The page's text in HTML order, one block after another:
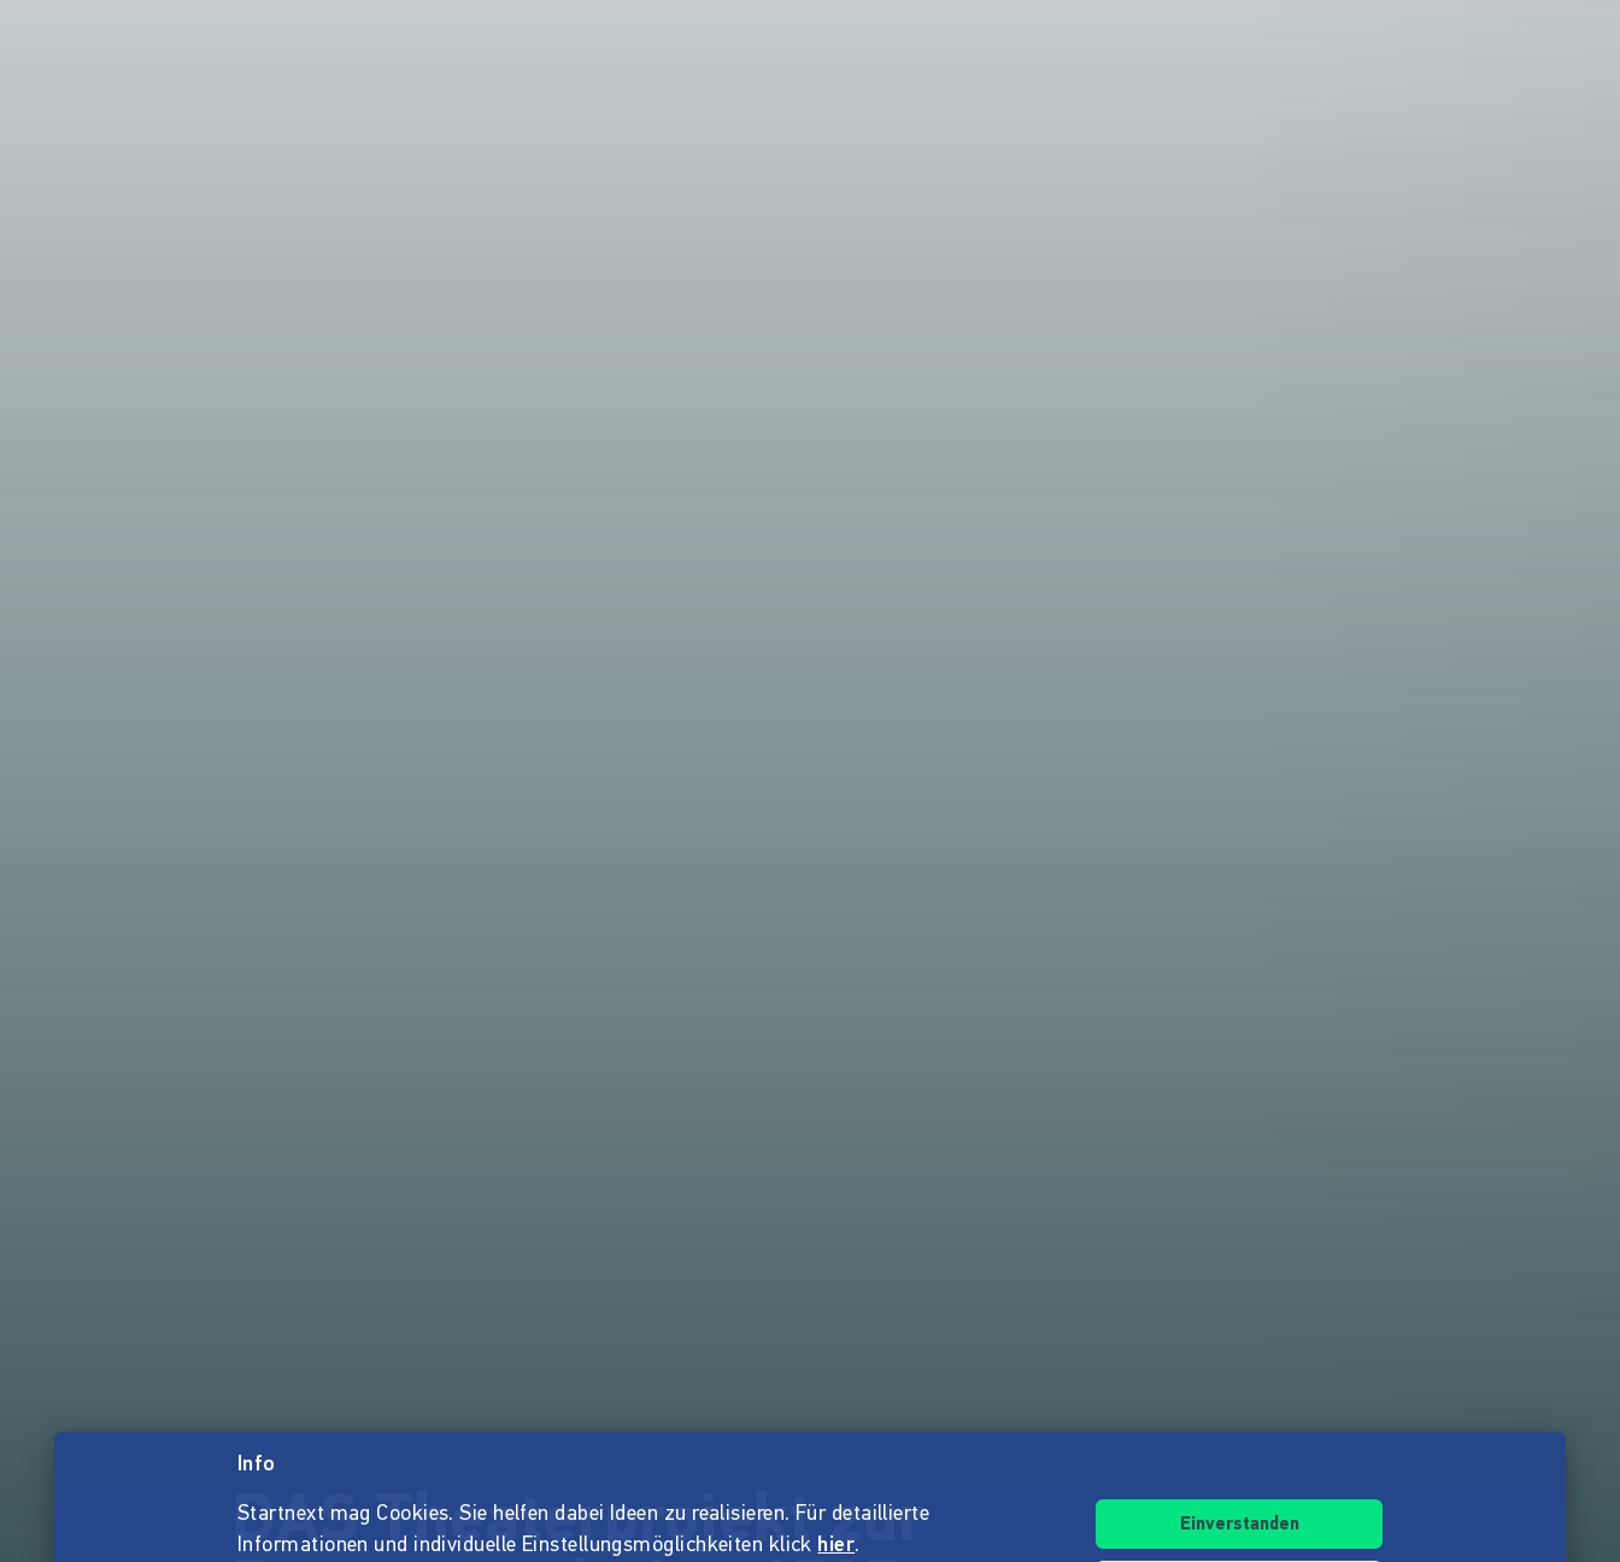
DAS Theaterprojekt zur
Info
Startnext mag Cookies. Sie helfen dabei Ideen zu realisieren. Für detaillierte
Informationen und individuelle Einstellungsmöglichkeiten klick hier.
Einverstanden